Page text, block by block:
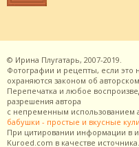
© Ирина Плугатарь, 2007-2019.
Фотографии и рецепты, если это
охраняются законом об
Перепечатка и любое
разрешения автора
с непременным использованием
бабушки - простые и вкусные
При цитировании информации в
Kuroed.com в качестве источника.